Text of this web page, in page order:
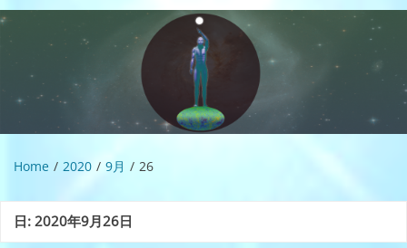
Home 2020 9月 26
日:2020年9月26日